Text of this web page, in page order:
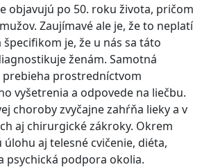
objavujú po 50. roku života, pričom
Zaujímavé ale je, že to neplatí
špecifikom je, že u nás sa táto
ženám. Samotná
prostredníctvom
vyšetrenia a odpovede na liečbu.
choroby zvyčajne zahŕňa lieky a v
aj chirurgické zákroky. Okrem
aj telesné cvičenie, diéta,
psychická podpora okolia.